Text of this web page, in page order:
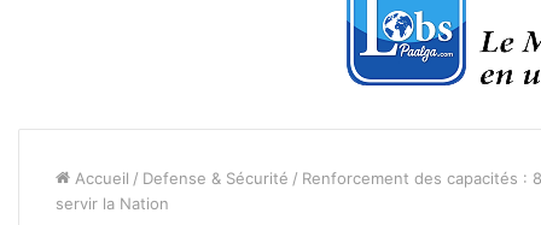
Accueil / Defense & Sécurité / Renforcement des capacités :
servir la Nation